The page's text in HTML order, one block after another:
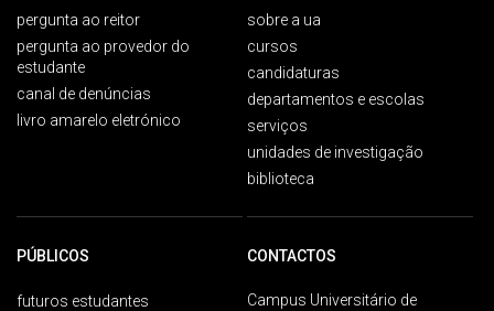
pergunta ao reitor
pergunta ao provedor do
estudante
canal de denúncias
livro amarelo eletrónico
sobre a ua
cursos
candidaturas
departamentos e escolas
serviços
unidades de investigação
biblioteca
PÚBLICOS
futuros estudantes
CONTACTOS
Campus Universitário de